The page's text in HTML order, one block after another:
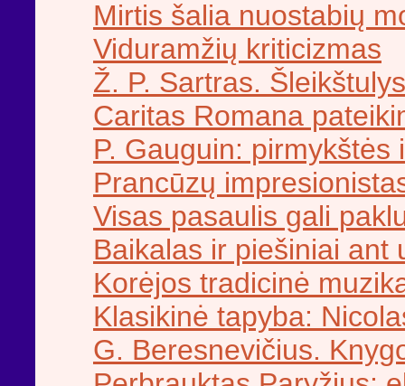
Mirtis šalia nuostabių
Viduramžių kriticizmas
Ž. P. Sartras. Šleikštulys
Caritas Romana
P. Gauguin: pirmykštės
Prancūzų
Visas pasaulis gali
Baikalas ir piešiniai ant
Korėjos tradicinė
Klasikinė tapyba:
G. Beresnevičius.